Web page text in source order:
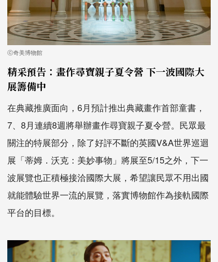
ⓒ奇美博物館
精采預告：畫作尋寶親子夏令營 下一波國際大
展籌備中
在典藏推廣面向，6月預計推出典藏畫作首部童書，
7、8月連續8週將舉辦畫作尋寶親子夏令營。民眾最
關注的特展部分，除了好評不斷的英國V&A世界巡迴
展「蒂姆．沃克：美妙事物」將展至5/15之外，下一
波展覽也正積極接洽國際大展，希望讓民眾不用出國
就能體驗世界一流的展覽，落實博物館作為接軌國際
平台的目標。